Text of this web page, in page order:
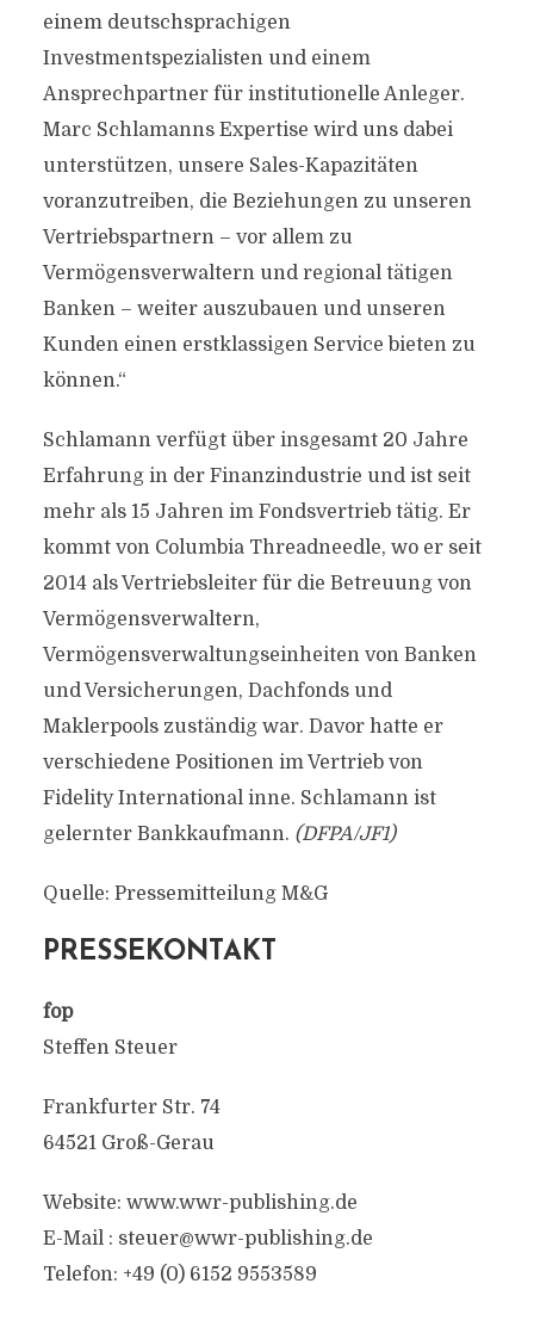
einem deutschsprachigen
Investmentspezialisten und einem
Ansprechpartner für institutionelle Anleger.
Marc Schlamanns Expertise wird uns dabei
unterstützen, unsere Sales-Kapazitäten
voranzutreiben, die Beziehungen zu unseren
Vertriebspartnern – vor allem zu
Vermögensverwaltern und regional tätigen
Banken – weiter auszubauen und unseren
Kunden einen erstklassigen Service bieten zu
können.“
Schlamann verfügt über insgesamt 20 Jahre
Erfahrung in der Finanzindustrie und ist seit
mehr als 15 Jahren im Fondsvertrieb tätig. Er
kommt von Columbia Threadneedle, wo er seit
2014 als Vertriebsleiter für die Betreuung von
Vermögensverwaltern,
Vermögensverwaltungseinheiten von Banken
und Versicherungen, Dachfonds und
Maklerpools zuständig war. Davor hatte er
verschiedene Positionen im Vertrieb von
Fidelity International inne. Schlamann ist
gelernter Bankkaufmann. (DFPA/JF1)
Quelle: Pressemitteilung M&G
PRESSEKONTAKT
fop
Steffen Steuer
Frankfurter Str. 74
64521 Groß-Gerau
Website: www.wwr-publishing.de
E-Mail : steuer@wwr-publishing.de
Telefon: +49 (0) 6152 9553589